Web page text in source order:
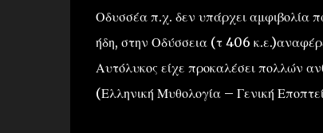
Οδυσσέα π.χ. δεν υπάρχει αμφιβολία
ήδη, στην Οδύσσεια (τ 406
Αυτόλυκος είχε προκαλέσει πολλών
(Ελληνική Μυθολογία – Γενική